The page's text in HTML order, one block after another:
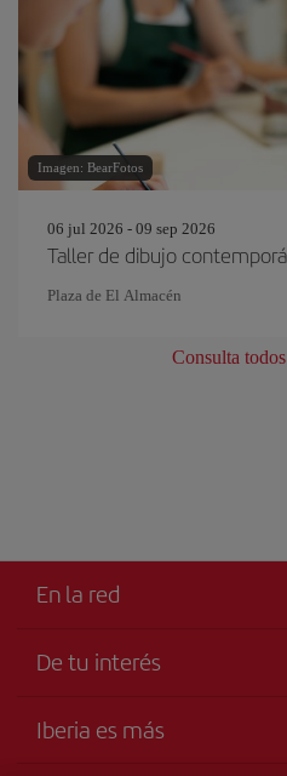
Imagen: BearFotos
06 jul 2026 - 09 sep 2026
Taller de dibujo
Plaza de El Almacén
Consulta
En la red
De tu interés
Declaración de accesibilidad
Iberia es más